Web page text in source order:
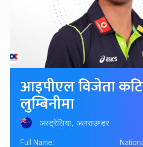
आइपीएल विजेता
लुम्बिनीमा
अस्ट्रेलिया, अलराउण्डर
Full Name: